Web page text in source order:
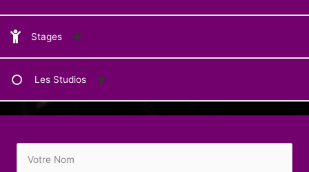
Stages
Les Studios